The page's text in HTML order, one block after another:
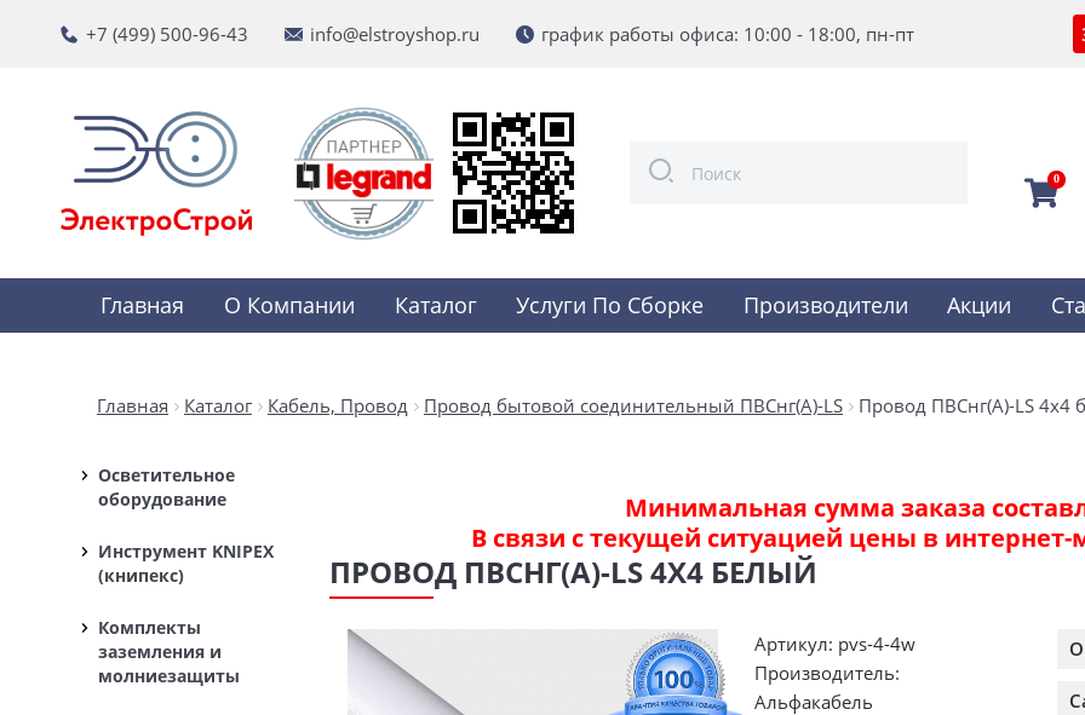
+7 (499) 500-96-43 info@elstroyshop.ru график работы офиса: 10:00 - 18:00, пн-пт
0
Главная О Компании Каталог Услуги По Сборке Производители Акции
Главная Каталог Кабель, Провод Провод бытовой соединительный ПВСнг(А)-LS Провод ПВСнг(А)-LS 4х4
Осветительное
оборудование
Инструмент KNIPEX
(книпекс)
Комплекты
заземления и
молниезащиты
Минимальная сумма заказа
В связи с текущей ситуацией цены в интернет-
ПРОВОД ПВСНГ(А)-LS 4Х4 БЕЛЫЙ
Артикул: pvs-4-4w
Производитель:
Альфакабель